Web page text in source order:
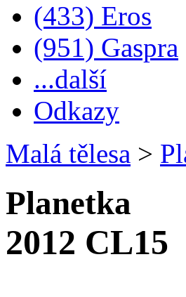
(433) Eros
(951) Gaspra
...další
Odkazy
Malá tělesa >
Planetka
2012 CL15